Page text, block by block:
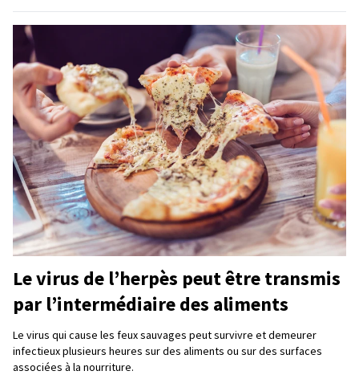
Le virus de l’herpès peut être transmis
par l’intermédiaire des aliments
Le virus qui cause les feux sauvages peut survivre et demeurer
infectieux plusieurs heures sur des aliments ou sur des surfaces
associées à la nourriture.